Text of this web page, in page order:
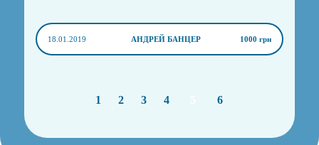
18.01.2019 АНДРЕЙ БАНЦЕР 1000 грн
1 2 3 4 6